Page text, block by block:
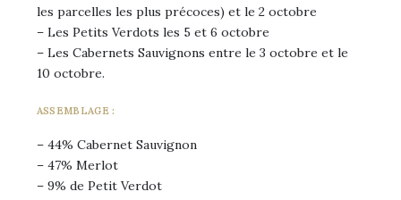
les parcelles les plus précoces) et le 2 octobre
– Les Petits Verdots les 5 et 6 octobre
– Les Cabernets Sauvignons entre le 3 octobre et le
10 octobre.
ASSEMBLAGE :
– 44% Cabernet Sauvignon
– 47% Merlot
– 9% de Petit Verdot